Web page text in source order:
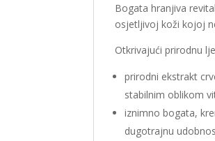
Bogata hranjiva
osjetljivoj koži kojoj
Otkrivajući prirodnu
prirodni ekstrakt
stabilnim oblikom
iznimno bogata,
dugotrajnu